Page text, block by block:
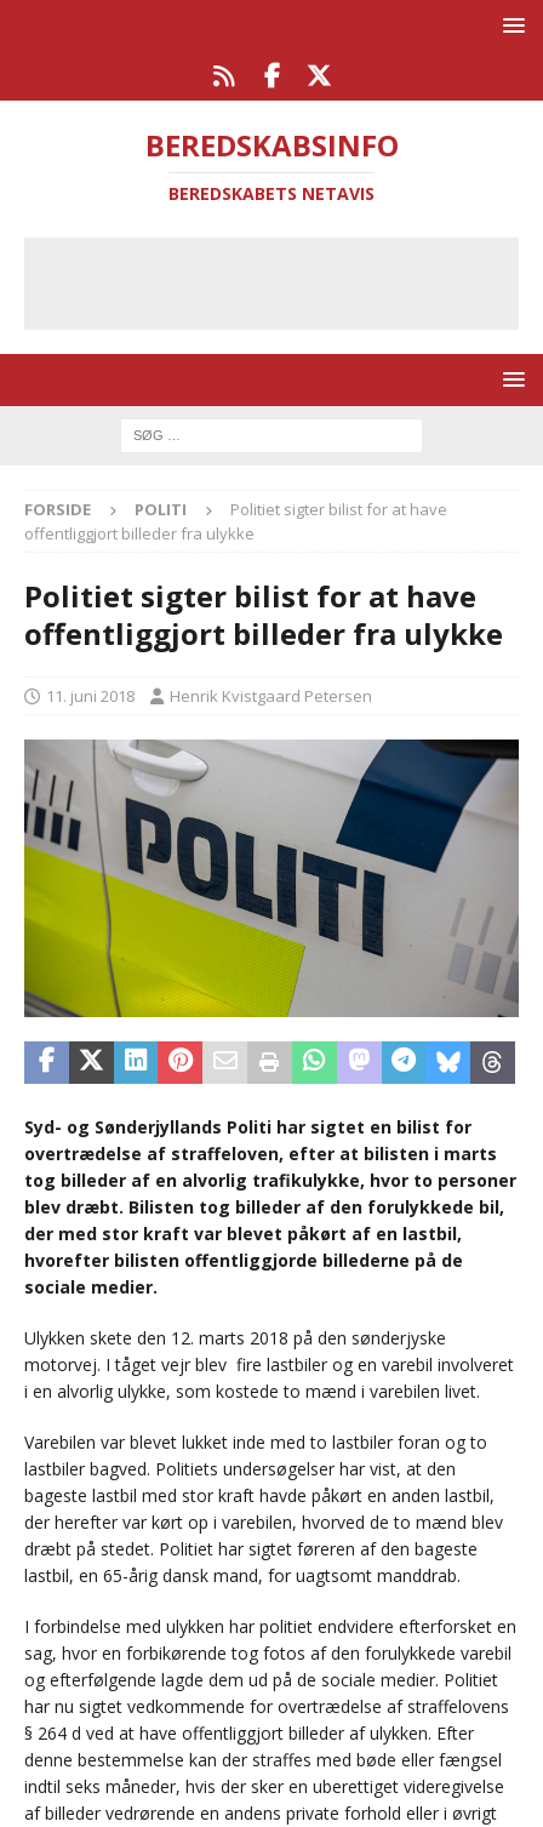
BEREDSKABSINFO
BEREDSKABETS NETAVIS
FORSIDE POLITI
Politiet sigter bilist for at have
offentliggjort billeder fra ulykke
Politiet sigter bilist for at have
offentliggjort billeder fra ulykke
11. juni 2018 Henrik Kvistgaard Petersen
Syd- og Sønderjyllands Politi har sigtet en bilist for
overtrædelse af straffeloven, efter at bilisten i marts
tog billeder af en alvorlig trafikulykke, hvor to personer
blev dræbt. Bilisten tog billeder af den forulykkede bil,
der med stor kraft var blevet påkørt af en lastbil,
hvorefter bilisten offentliggjorde billederne på de
sociale medier.
Ulykken skete den 12. marts 2018 på den sønderjyske
motorvej. I tåget vejr blev fire lastbiler og en varebil involveret
i en alvorlig ulykke, som kostede to mænd i varebilen livet.
Varebilen var blevet lukket inde med to lastbiler foran og to
lastbiler bagved. Politiets undersøgelser har vist, at den
bageste lastbil med stor kraft havde påkørt en anden lastbil,
der herefter var kørt op i varebilen, hvorved de to mænd blev
dræbt på stedet. Politiet har sigtet føreren af den bageste
lastbil, en 65-årig dansk mand, for uagtsomt manddrab.
I forbindelse med ulykken har politiet endvidere efterforsket en
sag, hvor en forbikørende tog fotos af den forulykkede varebil
og efterfølgende lagde dem ud på de sociale medier. Politiet
har nu sigtet vedkommende for overtrædelse af straffelovens
§ 264 d ved at have offentliggjort billeder af ulykken. Efter
denne bestemmelse kan der straffes med bøde eller fængsel
indtil seks måneder, hvis der sker en uberettiget videregivelse
af billeder vedrørende en andens private forhold eller i øvrigt